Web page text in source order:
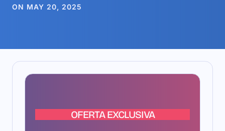
ON MAY 20, 2025
OFERTA EXCLUSIVA